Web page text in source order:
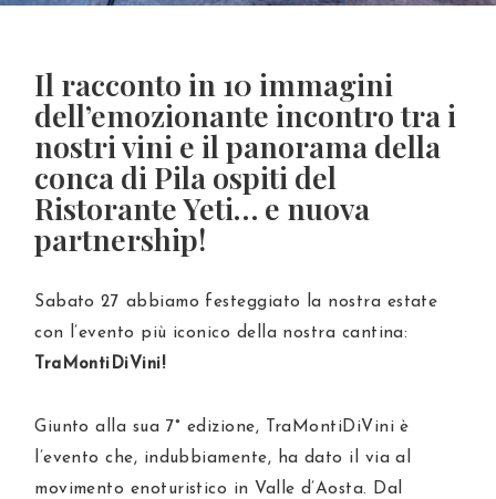
Il racconto in 10 immagini
dell’emozionante incontro tra i
nostri vini e il panorama della
conca di Pila ospiti del
Ristorante Yeti… e nuova
partnership!
Sabato 27 abbiamo festeggiato la nostra estate
con l’evento più iconico della nostra cantina:
TraMontiDiVini!
Giunto alla sua 7° edizione, TraMontiDiVini è
l’evento che, indubbiamente, ha dato il via al
movimento enoturistico in Valle d’Aosta. Dal